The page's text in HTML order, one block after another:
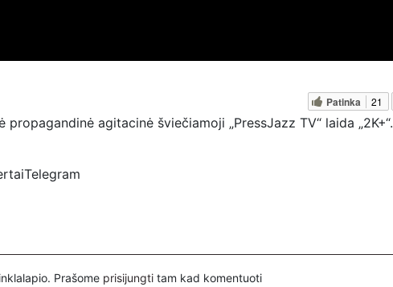
Patinka 21
agitacinė šviečiamoji „PressJazz TV“ laida „2K+“.
Prašome prisijungti tam kad komentuoti